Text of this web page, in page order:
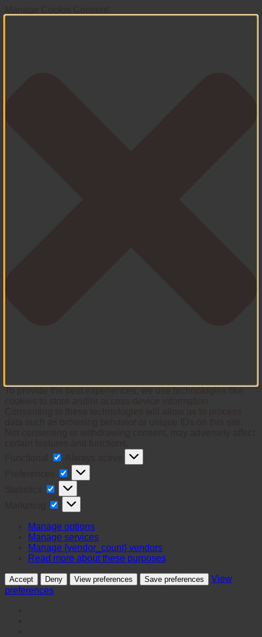
Preferences
Statistics
Marketing
Manage options
Manage services
Manage {vendor_count} vendors
Read more about these purposes
Accept Deny View preferences Save preferences
View
preferences